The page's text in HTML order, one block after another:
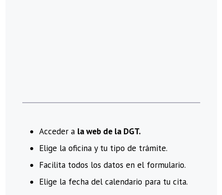
Acceder a la web de la DGT.
Elige la oficina y tu tipo de trámite.
Facilita todos los datos en el formulario.
Elige la fecha del calendario para tu cita.